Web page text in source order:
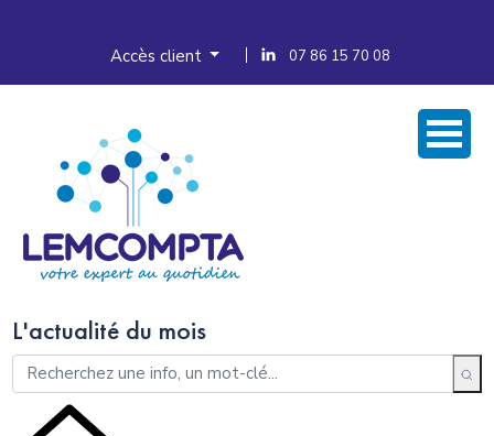
Accès client 07 86 15 70 08
L'actualité du mois